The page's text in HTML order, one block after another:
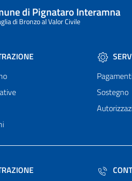
di Pignataro Interamna
di Bronzo al Valor Civile
Sostegno